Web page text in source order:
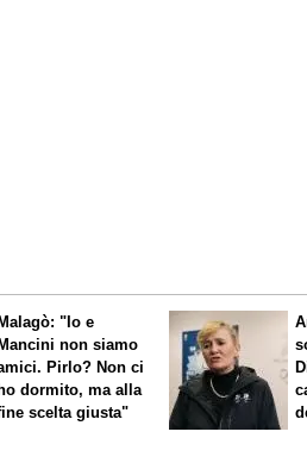
"Io e
non siamo
Pirlo? Non ci
dormito, ma alla
scelta giusta"